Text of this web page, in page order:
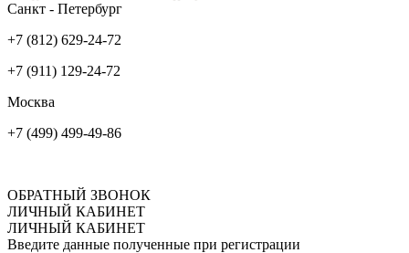
Санкт - Петербург
+7 (812) 629-24-72
+7 (911) 129-24-72
Москва
+7 (499) 499-49-86
ОБРАТНЫЙ ЗВОНОК
ЛИЧНЫЙ КАБИНЕТ
ЛИЧНЫЙ КАБИНЕТ
Введите данные полученные при регистрации